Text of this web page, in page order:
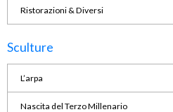
Ristorazioni & Diversi
Sculture
L’arpa
Nascita del Terzo Millenario